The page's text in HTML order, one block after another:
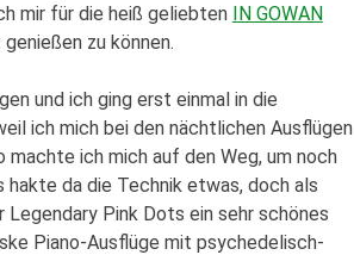
mir für die heiß geliebten IN GOWAN
zu können.
und ich ging erst einmal in die
ich mich bei den nächtlichen Ausflügen
ich mich auf den Weg, um noch
hakte da die Technik etwas, doch als
Pink Dots ein sehr schönes
Piano-Ausflüge mit psychedelisch-